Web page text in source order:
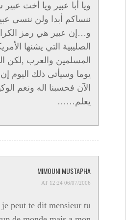
ويا أبا عبير ويا أخت
ننساكم أبدا ولن ننسى
و…إن عبير هي رمز
الصليبية التي يشنها
المسلمين والعرب ,لكن
يوما وسيأتى ذلك اليوم
الآن فحسبنا اله ونعم
يعلم……
MIMOUNI MUSTAPHA
06/07/2006 AT 12:24
je peut te dit mensieur tu